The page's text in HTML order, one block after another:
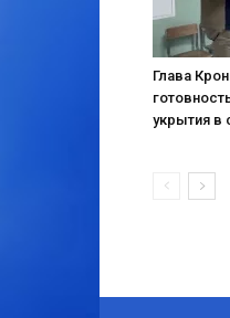
Глава
укрытия в